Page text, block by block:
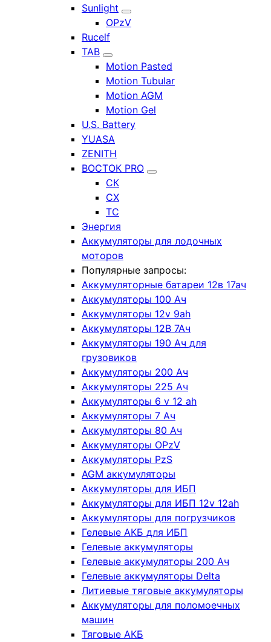
Sunlight
OPzV
Rucelf
TAB
Motion Pasted
Motion Tubular
Motion AGM
Motion Gel
U.S. Battery
YUASA
ZENITH
ВОСТОК PRO
СК
СХ
ТС
Энергия
Аккумуляторы для лодочных
моторов
Популярные запросы:
Аккумуляторные батареи 12в 17ач
Аккумуляторы 100 Ач
Аккумуляторы 12v 9ah
Аккумуляторы 12В 7Ач
Аккумуляторы 190 Ач для
грузовиков
Аккумуляторы 200 Ач
Аккумуляторы 225 Ач
Аккумуляторы 6 v 12 ah
Аккумуляторы 7 Ач
Аккумуляторы 80 Ач
Аккумуляторы OPzV
Аккумуляторы PzS
AGM аккумуляторы
Аккумуляторы для ИБП
Аккумуляторы для ИБП 12v 12ah
Аккумуляторы для погрузчиков
Гелевые АКБ для ИБП
Гелевые аккумуляторы
Гелевые аккумуляторы 200 Ач
Гелевые аккумуляторы Delta
Литиевые тяговые аккумуляторы
Аккумуляторы для поломоечных
машин
Тяговые АКБ